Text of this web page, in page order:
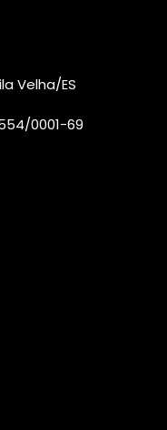
Velha/ES
0001-69